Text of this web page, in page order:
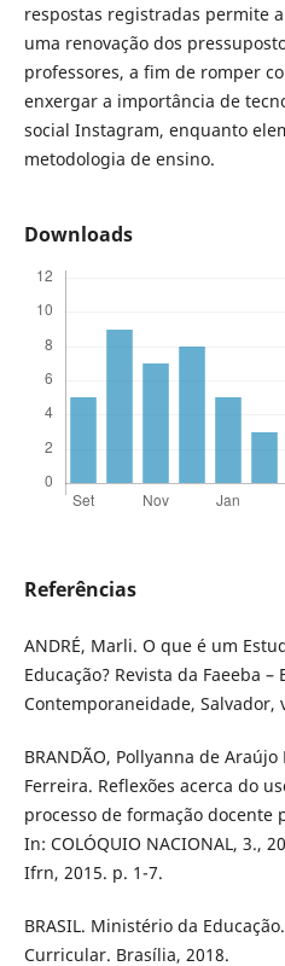
respostas registradas permite
uma renovação dos
professores, a fim de romper
enxergar a importância de
social Instagram, enquanto
metodologia de ensino.
Downloads
Referências
ANDRÉ, Marli. O que é um
Educação? Revista da Faeeba –
Contemporaneidade, Salvador,
BRANDÃO, Pollyanna de Araújo
Ferreira. Reflexões acerca do
processo de formação docente
In: COLÓQUIO NACIONAL, 3.,
Ifrn, 2015. p. 1-7.
BRASIL. Ministério da
Curricular. Brasília, 2018.